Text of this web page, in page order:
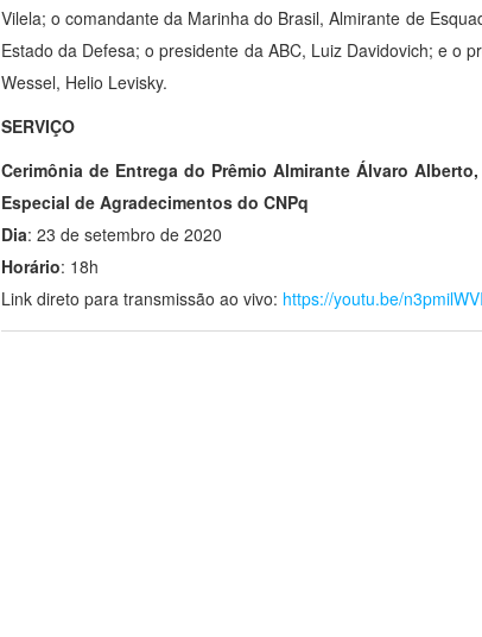
Vilela; o comandante da Marinha do Brasil, Almirante de
Estado da Defesa; o presidente da ABC, Luiz Davidovich; e o
Wessel, Helio Levisky.
SERVIÇO
Cerimônia de Entrega do Prêmio Almirante Álvaro
Especial de Agradecimentos do CNPq
Dia: 23 de setembro de 2020
Horário: 18h
Link direto para transmissão ao vivo: https://youtu.be/